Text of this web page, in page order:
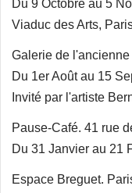
Du 9 Octobre au 5
Viaduc des Arts,
Galerie de
Du 1er Août au 15
Invité par l'artiste
Pause-Café. 41 rue
Du 31 Janvier au 21
Espace Breguet.